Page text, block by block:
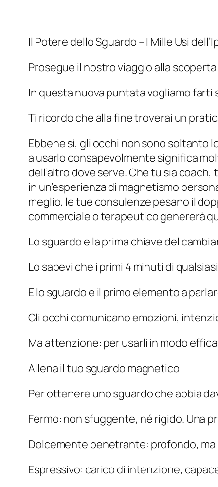
Il Potere dello Sguardo – I Mille Usi
Prosegue il nostro viaggio alla
In questa nuova puntata vogliamo
Ti ricordo che alla fine troverai un
Ebbene sì, gli occhi non sono soltanto
a usarlo consapevolmente significa
dell’altro dove serve. Che tu sia
in un’esperienza di magnetismo
meglio, le tue consulenze pesano il
commerciale o terapeutico genererà
Lo sguardo e la prima chiave del
Lo sapevi che i primi 4 minuti di
E lo sguardo e il primo elemento a
Gli occhi comunicano emozioni,
Ma attenzione: per usarli in modo
Allena il tuo sguardo magnetico
Per ottenere uno sguardo che abbia
Fermo: non sfuggente, né rigido. Una
Dolcemente penetrante: profondo, ma
Espressivo: carico di intenzione,